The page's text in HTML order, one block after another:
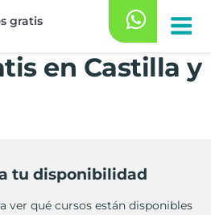
en Castilla y
tu disponibilidad
ver qué cursos están disponibles